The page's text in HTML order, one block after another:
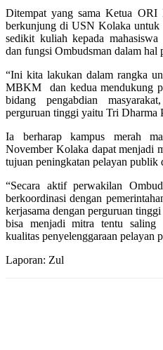
Ditempat yang sama Ketua ORI
berkunjung di USN Kolaka untuk
sedikit kuliah kepada mahasiswa
dan fungsi Ombudsman dalam hal
“Ini kita lakukan dalam rangka
MBKM dan kedua mendukung
bidang pengabdian
perguruan tinggi yaitu Tri Dharma
Ia berharap kampus merah
November Kolaka dapat menjadi
tujuan peningkatan pelayan publik
“Secara aktif perwakilan
berkoordinasi dengan
kerjasama dengan perguruan
bisa menjadi mitra tentu saling
kualitas penyelenggaraan pelayan
Laporan: Zul